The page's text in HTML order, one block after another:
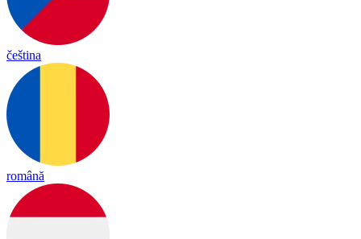
čeština
română